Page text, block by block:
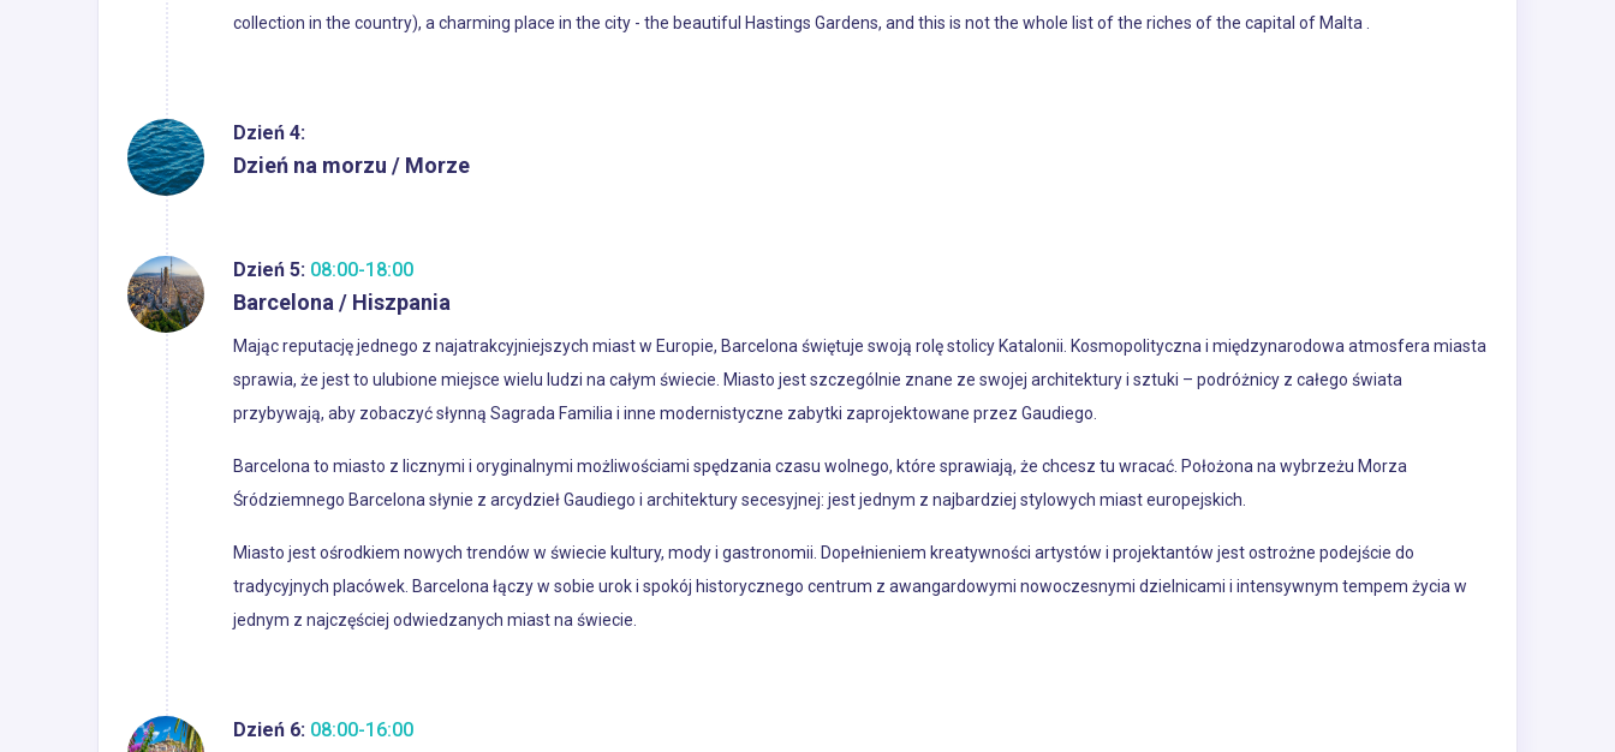
collection in the country), a charming place in the city - the beautiful Hastings Gardens, and this is not the whole list of the riches of the capital of Malta .
Dzień 4:
Dzień na morzu / Morze
Dzień 5: 08:00-18:00
Barcelona / Hiszpania
Mając reputację jednego z najatrakcyjniejszych miast w Europie, Barcelona świętuje swoją rolę stolicy Katalonii. Kosmopolityczna i międzynarodowa atmosfera miasta
sprawia, że jest to ulubione miejsce wielu ludzi na całym świecie. Miasto jest szczególnie znane ze swojej architektury i sztuki – podróżnicy z całego świata
przybywają, aby zobaczyć słynną Sagrada Familia i inne modernistyczne zabytki zaprojektowane przez Gaudiego.
Barcelona to miasto z licznymi i oryginalnymi możliwościami spędzania czasu wolnego, które sprawiają, że chcesz tu wracać. Położona na wybrzeżu Morza
Śródziemnego Barcelona słynie z arcydzieł Gaudiego i architektury secesyjnej: jest jednym z najbardziej stylowych miast europejskich.
Miasto jest ośrodkiem nowych trendów w świecie kultury, mody i gastronomii. Dopełnieniem kreatywności artystów i projektantów jest ostrożne podejście do
tradycyjnych placówek. Barcelona łączy w sobie urok i spokój historycznego centrum z awangardowymi nowoczesnymi dzielnicami i intensywnym tempem życia w
jednym z najczęściej odwiedzanych miast na świecie.
Dzień 6: 08:00-16:00